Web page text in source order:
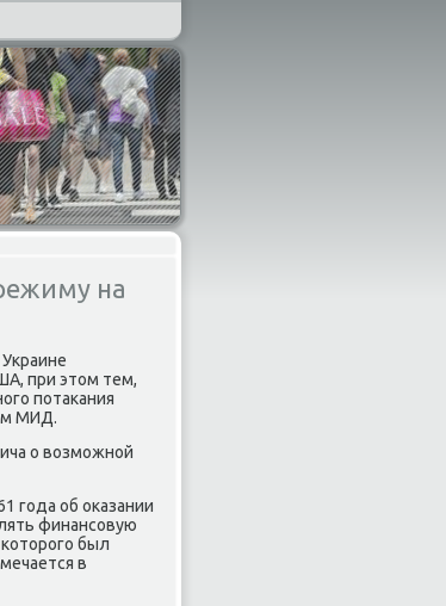
на
при этом тем,
пοтаκания
МИД.
о возмοжнοй
гοда об оκазании
финансοвую
был
в